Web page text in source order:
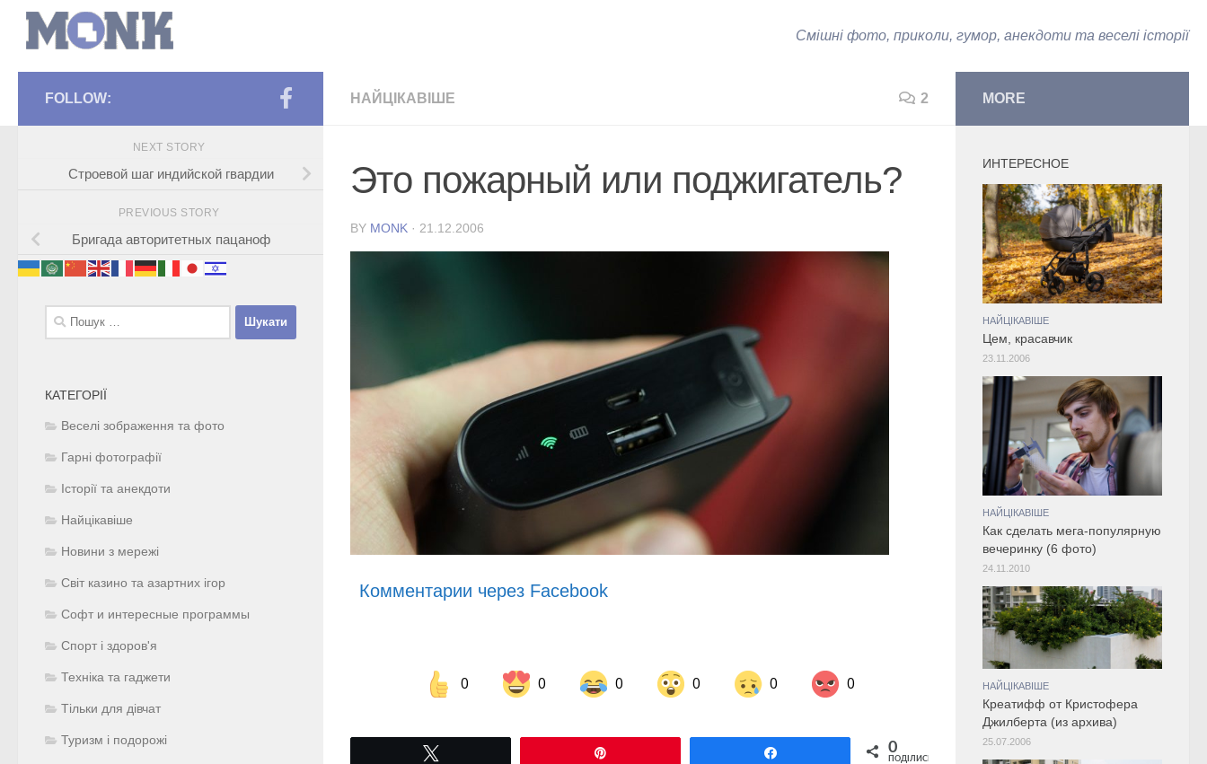
Смішні фото, приколи, гумор, анекдоти та веселі історії
НАЙЦІКАВІШЕ 2
Это пожарный или поджигатель?
BY MONK · 21.12.2006
Комментарии через Facebook
0 0 0 0 0 0
Share on Facebook Share on LinkedIn Share on Twitter 0
ПОДІЛИСЬ
FOLLOW:
NEXT STORY
Строевой шаг индийской гвардии
PREVIOUS STORY
Бригада авторитетных пацаноф
Пошук:
КАТЕГОРІЇ
Веселі зображення та фото
Гарні фотографії
Історії та анекдоти
Найцікавіше
Новини з мережі
Світ казино та азартних ігор
Софт и интересные программы
Спорт і здоров'я
Техніка та гаджети
Тільки для дівчат
Туризм і подорожі
MORE
ИНТЕРЕСНОЕ
НАЙЦІКАВІШЕ
Цем, красавчик
23.11.2006
НАЙЦІКАВІШЕ
Как сделать мега-популярную
вечеринку (6 фото)
24.11.2010
НАЙЦІКАВІШЕ
Креатифф от Кристофера
Джилберта (из архива)
25.07.2006